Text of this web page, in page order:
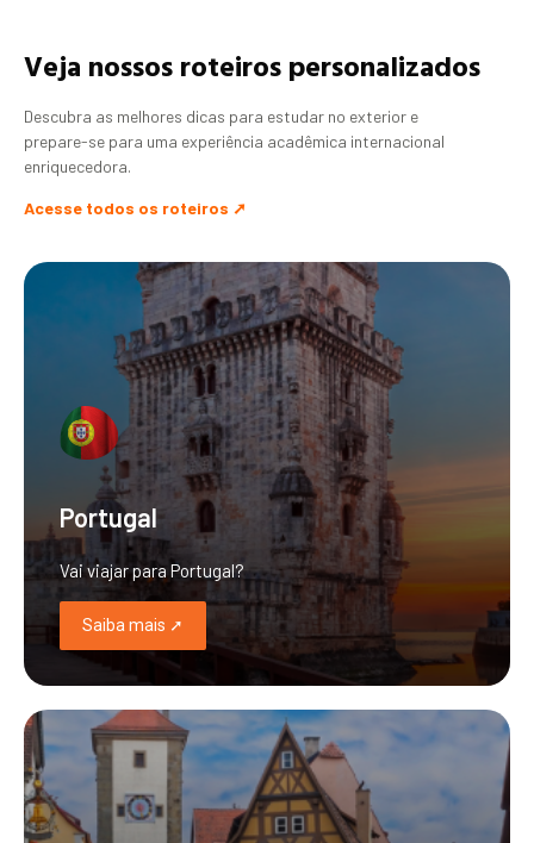
Veja nossos roteiros personalizados
Descubra as melhores dicas para estudar no exterior e
prepare-se para uma experiência acadêmica internacional
enriquecedora.
Acesse todos os roteiros ➚
Portugal
Vai viajar para Portugal?
Saiba mais ➚